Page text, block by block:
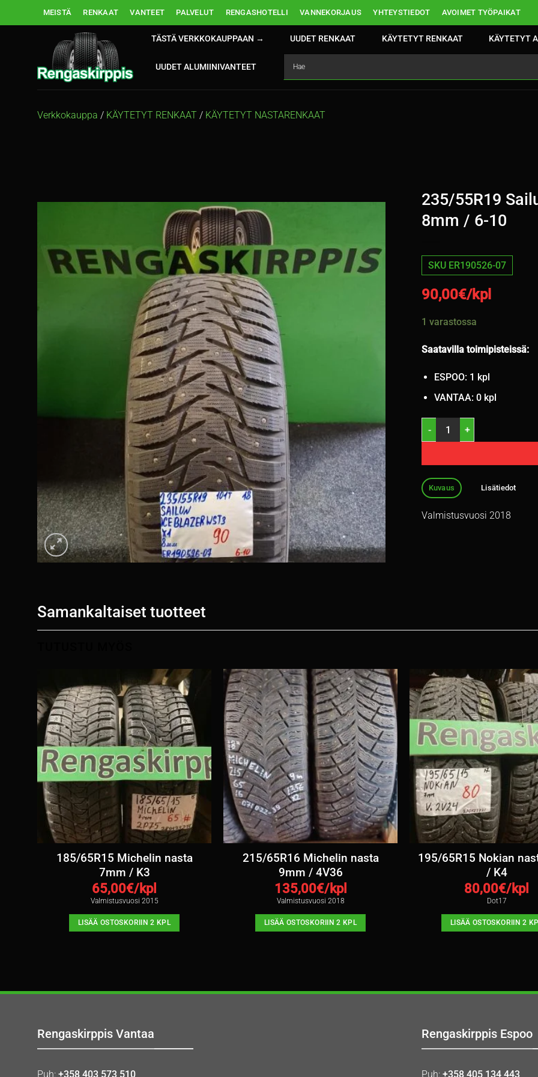
MEISTÄ RENKAAT VANTEET PALVELUT RENGASHOTELLI VANNEKORJAUS YHTEYSTIEDOT AVOIMET TYÖPAIKAT
TÄSTÄ VERKKOKAUPPAAN → UUDET RENKAAT KÄYTETYT RENKAAT KÄYTETYT
UUDET ALUMIINIVANTEET
Verkkokauppa / KÄYTETYT RENKAAT / KÄYTETYT NASTARENKAAT
235/55R19
8mm / 6-10
SKU ER190526-07
90,00€/kpl
1 varastossa
Saatavilla toimipisteissä:
ESPOO: 1 kpl
VANTAA: 0 kpl
235/55R19 Sailun Ice Blazer
Kuvaus Lisätiedot
Valmistusvuosi 2018
Samankaltaiset tuotteet
185/65R15 Michelin nasta
7mm / K3
65,00€/kpl
Valmistusvuosi 2015
LISÄÄ OSTOSKORIIN 2 KPL
215/65R16 Michelin nasta
9mm / 4V36
135,00€/kpl
Valmistusvuosi 2018
LISÄÄ OSTOSKORIIN 2 KPL
195/65R15 Nokian
/ K4
80,00€/kpl
Dot17
LISÄÄ OSTOSKORIIN 2
Rengaskirppis Vantaa
Puh: +358 403 573 510
Rengaskirppis Espoo
Puh: +358 405 134 443